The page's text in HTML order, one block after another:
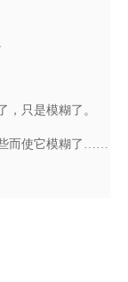
只是模糊了。
而使它模糊了……